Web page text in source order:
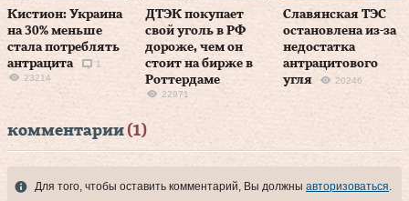
Кистион: Украина
на 30% меньше
стала потреблять
антрацита
1
23214
ДТЭК покупает
свой уголь в РФ
дороже, чем он
стоит на бирже в
Роттердаме
22971
Славянская ТЭС
остановлена из-за
недостатка
антрацитового
угля
20246
комментарии (1)
Для того, чтобы оставить комментарий, Вы должны авторизоваться.